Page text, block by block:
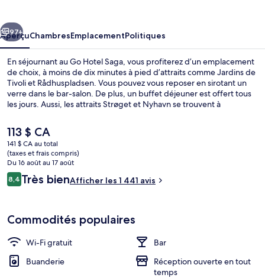
Suivant
97+
AperçuChambresEmplacementPolitiques
En séjournant au Go Hotel Saga, vous profiterez d’un emplacement
de choix, à moins de dix minutes à pied d’attraits comme Jardins de
Tivoli et Rådhuspladsen. Vous pouvez vous reposer en sirotant un
verre dans le bar-salon. De plus, un buffet déjeuner est offert tous
les jours. Aussi, les attraits Strøget et Nyhavn se trouvent à
personnel serviable et le déjeuner. L’hébergement se situe à
quelques minutes de marche du transport en commun : Station de
S-tog Vesterport se trouve à 6 minutes et Station de métro
Rådhuspladsen est à 10 minutes.
Le
prix
actuel
est
de 113 $ CA
113 $ CA
141 $ CA au total
(taxes et frais compris)
Du 16 août au 17 août
Avis
8,48,4 sur 10 –
Très bienAfficher les 1 441 avis
Commodités populaires
Wi-Fi gratuit
Bar
Buanderie
Réception ouverte en tout
temps